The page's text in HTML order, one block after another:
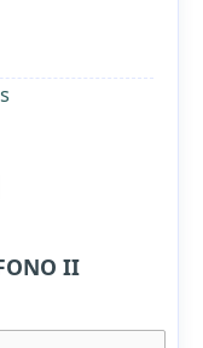
II